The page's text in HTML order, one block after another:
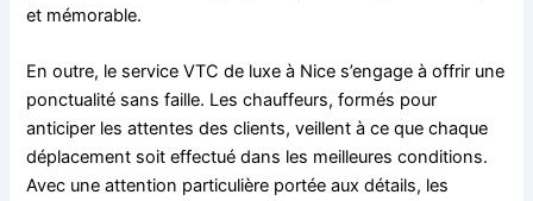
et mémorable.
En outre, le service VTC de luxe à Nice s’engage à offrir une
ponctualité sans faille. Les chauffeurs, formés pour
anticiper les attentes des clients, veillent à ce que chaque
déplacement soit effectué dans les meilleures conditions.
Avec une attention particulière portée aux détails, les